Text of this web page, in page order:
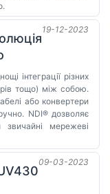
19-12-2023
інтеграції різних
тощо) між собою.
або конвертери
NDI® дозволяє
звичайні мережеві
09-03-2023